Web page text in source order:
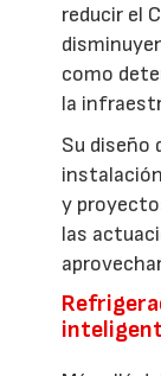
reducir el
como
la
Su diseño
y
las